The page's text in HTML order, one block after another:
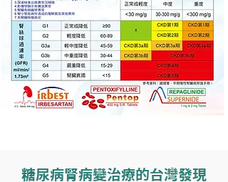
糖尿病腎病變治療的台灣發現